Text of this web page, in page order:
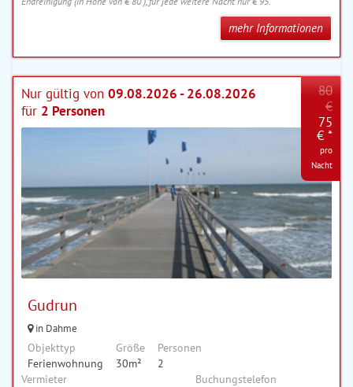
mehr Informationen
Nur gültig von 09.08.2026 - 26.08.2026
für 2 Personen
Gudrun
in Dahme
Objekttyp
Ferienwohnung
Größe
30m²
Personen
2
80
€
75
€ *
pro
Nacht
Vermieter
Buchungstelefon